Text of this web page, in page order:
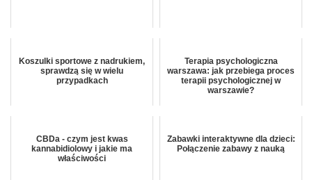
Koszulki sportowe z nadrukiem,
sprawdzą się w wielu
przypadkach
Terapia psychologiczna
warszawa: jak przebiega proces
terapii psychologicznej w
warszawie?
CBDa - czym jest kwas
kannabidiolowy i jakie ma
właściwości
Zabawki interaktywne dla dzieci:
Połączenie zabawy z nauką